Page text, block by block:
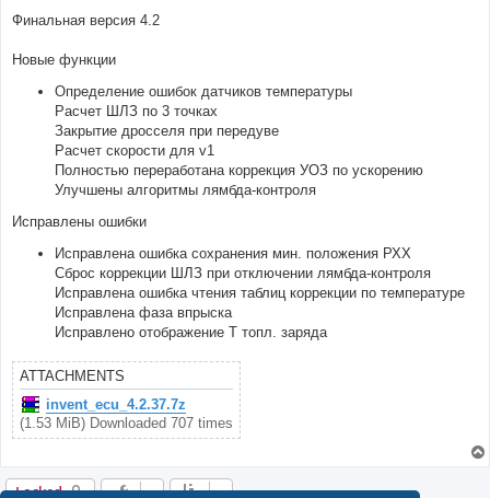
Финальная версия 4.2
Новые функции
Определение ошибок датчиков температуры
Расчет ШЛЗ по 3 точках
Закрытие дросселя при передуве
Расчет скорости для v1
Полностью переработана коррекция УОЗ по ускорению
Улучшены алгоритмы лямбда-контроля
Исправлены ошибки
Исправлена ошибка сохранения мин. положения РХХ
Сброс коррекции ШЛЗ при отключении лямбда-контроля
Исправлена ошибка чтения таблиц коррекции по температуре
Исправлена фаза впрыска
Исправлено отображение Т топл. заряда
ATTACHMENTS
invent_ecu_4.2.37.7z
(1.53 MiB) Downloaded 707 times
Locked